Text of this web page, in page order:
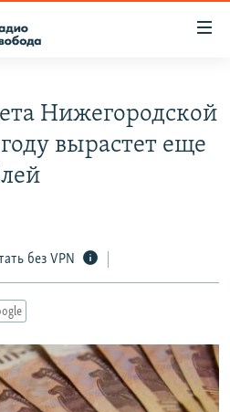
Нижегородской
вырастет еще
без VPN